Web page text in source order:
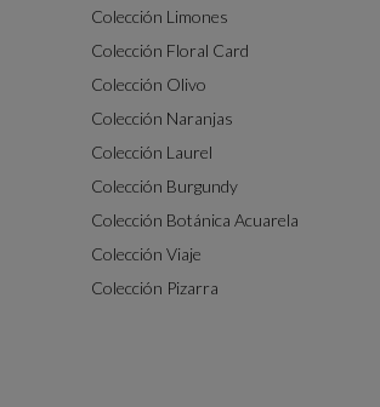
Colección Limones
Colección Floral Card
Colección Olivo
Colección Naranjas
Colección Laurel
Colección Burgundy
Colección Botánica Acuarela
Colección Viaje
Colección Pizarra